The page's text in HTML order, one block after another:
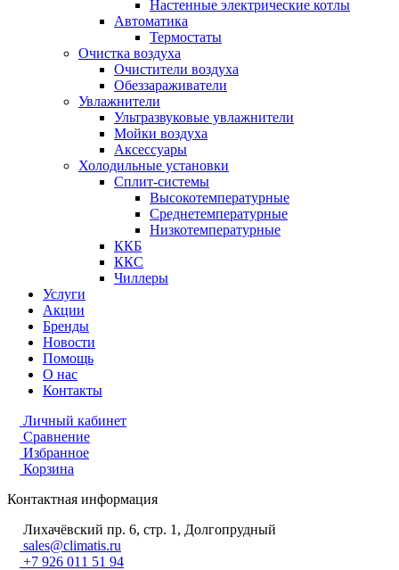
Настенные электрические котлы
Автоматика
Термостаты
Очистка воздуха
Очистители воздуха
Обеззараживатели
Увлажнители
Ультразвуковые увлажнители
Мойки воздуха
Аксессуары
Холодильные установки
Сплит-системы
Высокотемпературные
Среднетемпературные
Низкотемпературные
ККБ
ККС
Чиллеры
Услуги
Акции
Бренды
Новости
Помощь
О нас
Контакты
Личный кабинет
Сравнение
Избранное
Корзина
Контактная информация
Лихачёвский пр. 6, стр. 1, Долгопрудный
sales@climatis.ru
+7 926 011 51 94